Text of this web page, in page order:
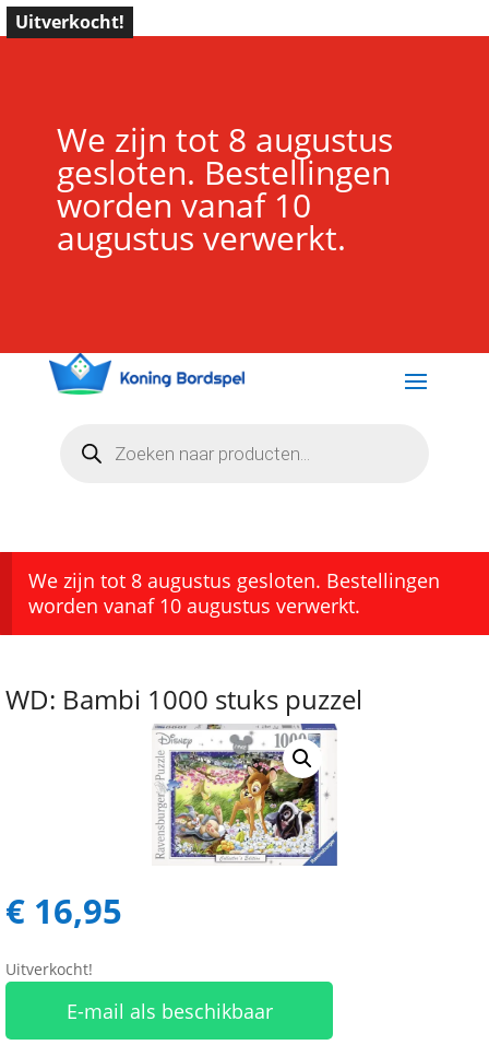
We zijn tot 8 augustus
gesloten. Bestellingen
worden vanaf 10
augustus verwerkt.
zoeken
We zijn tot 8 augustus gesloten. Bestellingen
worden vanaf 10 augustus verwerkt.
Uitverkocht!
WD: Bambi 1000 stuks puzzel
€ 16,95
Uitverkocht!
E-mail als beschikbaar